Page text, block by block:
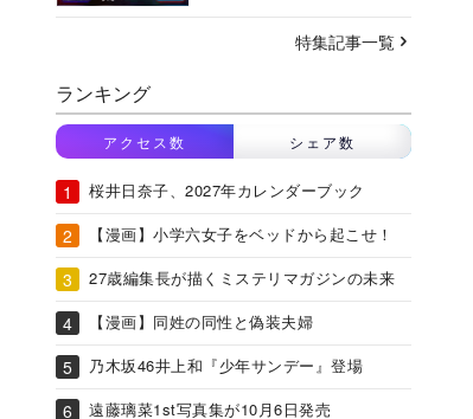
特集記事一覧
ランキング
アクセス数 シェア数
桜井日奈子、2027年カレンダーブック
【漫画】小学六女子をベッドから起こせ！
27歳編集長が描くミステリマガジンの未来
【漫画】同姓の同性と偽装夫婦
乃木坂46井上和『少年サンデー』登場
遠藤璃菜1st写真集が10月6日発売